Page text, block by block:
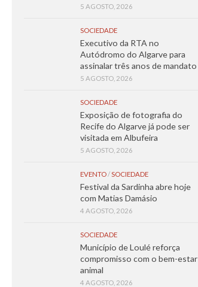
5 AGOSTO, 2026
SOCIEDADE
Executivo da RTA no
Autódromo do Algarve para
assinalar três anos de mandato
5 AGOSTO, 2026
SOCIEDADE
Exposição de fotografia do
Recife do Algarve já pode ser
visitada em Albufeira
5 AGOSTO, 2026
EVENTO/SOCIEDADE
Festival da Sardinha abre hoje
com Matias Damásio
4 AGOSTO, 2026
SOCIEDADE
Município de Loulé reforça
compromisso com o bem-estar
animal
4 AGOSTO, 2026